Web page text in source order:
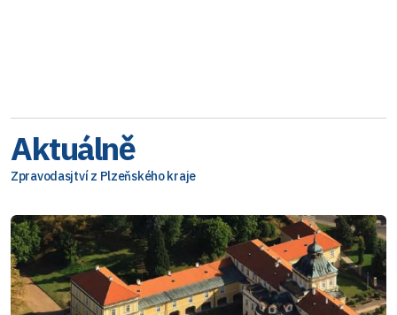
Aktuálně
Zpravodasjtví z Plzeňského kraje